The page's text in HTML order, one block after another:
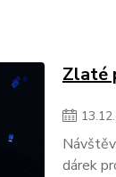
Zlaté
13.12.
dárek